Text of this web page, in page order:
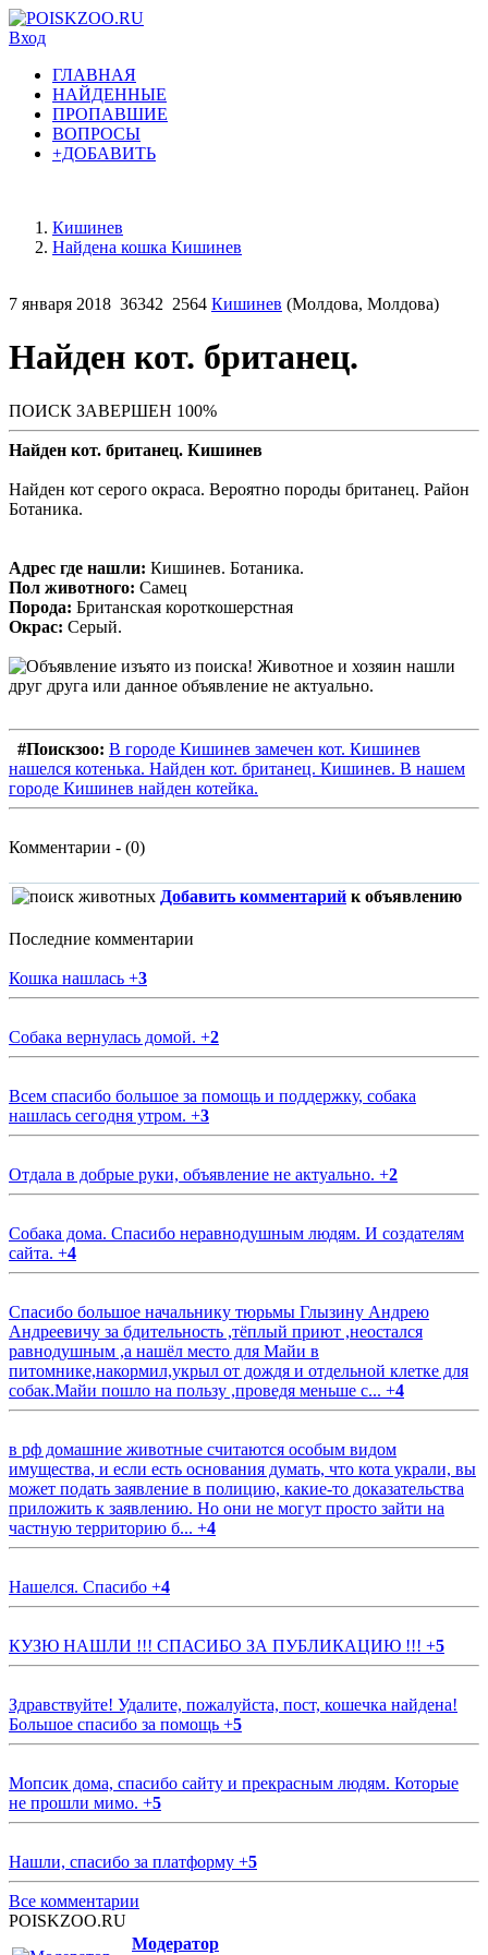
Вход
ГЛАВНАЯ
НАЙДЕННЫЕ
ПРОПАВШИЕ
ВОПРОСЫ
+ДОБАВИТЬ
Кишинев
Найдена кошка Кишинев
7 января 2018 36342 2564 Кишинев (Молдова, Молдова)
Найден кот. британец.
ПОИСК ЗАВЕРШЕН 100%
Найден кот. британец. Кишинев
Найден кот серого окраса. Вероятно породы британец. Район
Ботаника.
Адрес где нашли: Кишинев. Ботаника.
Пол животного: Самец
Порода: Британская короткошерстная
Окрас: Серый.
#Поискзоо: В городе Кишинев замечен кот. Кишинев
нашелся котенька. Найден кот. британец. Кишинев. В нашем
городе Кишинев найден котейка.
Комментарии - (0)
Добавить комментарий к объявлению
Последние комментарии
Кошка нашлась +3
Собака вернулась домой. +2
Всем спасибо большое за помощь и поддержку, собака
нашлась сегодня утром. +3
Отдала в добрые руки, объявление не актуально. +2
Собака дома. Спасибо неравнодушным людям. И создателям
сайта. +4
Спасибо большое начальнику тюрьмы Глызину Андрею
Андреевичу за бдительность ,тёплый приют ,неостался
равнодушным ,а нашёл место для Майи в
питомнике,накормил,укрыл от дождя и отдельной клетке для
собак.Майи пошло на пользу ,проведя меньше с... +4
в рф домашние животные считаются особым видом
имущества, и если есть основания думать, что кота украли, вы
может подать заявление в полицию, какие-то доказательства
приложить к заявлению. Но они не могут просто зайти на
частную территорию б... +4
Нашелся. Спасибо +4
КУЗЮ НАШЛИ !!! СПАСИБО ЗА ПУБЛИКАЦИЮ !!! +5
Здравствуйте! Удалите, пожалуйста, пост, кошечка найдена!
Большое спасибо за помощь +5
Мопсик дома, спасибо сайту и прекрасным людям. Которые
не прошли мимо. +5
Нашли, спасибо за платформу +5
Все комментарии
POISKZOO.RU
Модератор